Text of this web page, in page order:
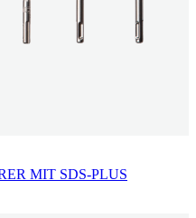
MIT SDS-PLUS